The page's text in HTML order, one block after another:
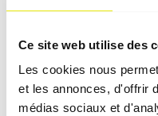
Ce site web utilise des
Les cookies nous
et les annonces, d'offrir
médias sociaux et
Montage par